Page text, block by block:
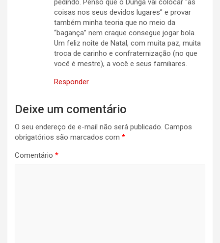
pedindo. Penso que o Dunga vai colocar “as
coisas nos seus devidos lugares” e provar
também minha teoria que no meio da
“bagança” nem craque consegue jogar bola.
Um feliz noite de Natal, com muita paz, muita
troca de carinho e confraternização (no que
você é mestre), a você e seus familiares.
Responder
Deixe um comentário
O seu endereço de e-mail não será publicado. Campos
obrigatórios são marcados com *
Comentário *